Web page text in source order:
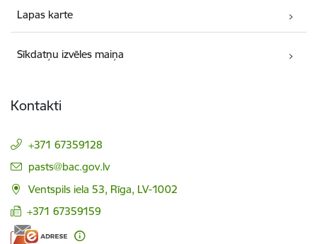
Lapas karte
Sīkdatņu izvēles maiņa
Kontakti
+371 67359128
E-pasts:
pasts@bac.gov.lv
Ventspils iela 53, Rīga, LV-1002
+371 67359159